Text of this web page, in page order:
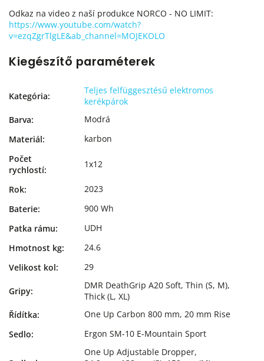
Odkaz na video z naší produkce NORCO - NO LIMIT:
https://www.youtube.com/watch?
v=ezqZgrTlgLE&ab_channel=MOJEKOLO
Kiegészítő paraméterek
Kategória:
Teljes felfüggesztésű elektromos
kerékpárok
Barva:
Modrá
Materiál:
karbon
Počet
rychlostí:
1x12
Rok:
2023
Baterie:
900 Wh
Patka rámu:
UDH
Hmotnost kg:
24.6
Velikost kol: 29
Gripy:
DMR DeathGrip A20 Soft, Thin (S, M),
Thick (L, XL)
Řídítka:
One Up Carbon 800 mm, 20 mm Rise
Sedlo: Ergon SM-10 E-Mountain Sport
One Up Adjustable Dropper,